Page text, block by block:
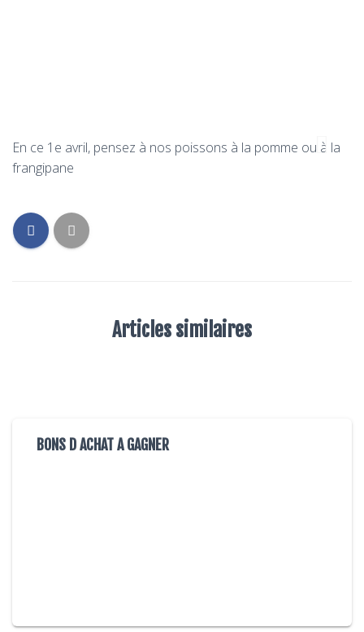
En ce 1e avril, pensez à nos poissons à la pomme ou à la
frangipane
Articles similaires
BONS D ACHAT A GAGNER